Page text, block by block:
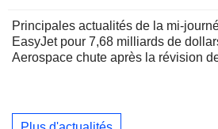
Principales actualités de la mi-
EasyJet pour 7,68 milliards de
Aerospace chute après la révision